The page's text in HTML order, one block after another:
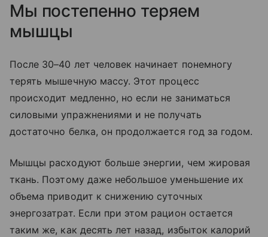
Мы постепенно теряем
мышцы
После 30–40 лет человек начинает понемногу
терять мышечную массу. Этот процесс
происходит медленно, но если не заниматься
силовыми упражнениями и не получать
достаточно белка, он продолжается год за годом.
Мышцы расходуют больше энергии, чем жировая
ткань. Поэтому даже небольшое уменьшение их
объема приводит к снижению суточных
энергозатрат. Если при этом рацион остается
таким же, как десять лет назад, избыток калорий